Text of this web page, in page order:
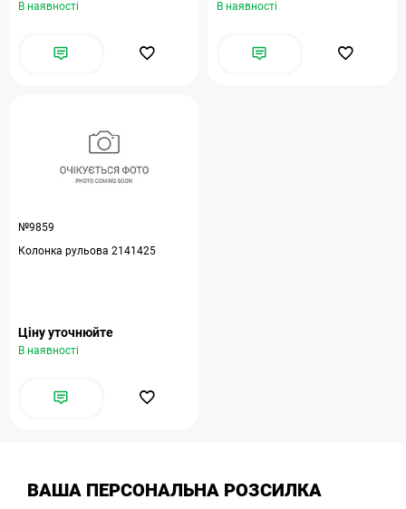
В наявності В наявності
№9859
Колонка рульова 2141425
Ціну уточнюйте
В наявності
ВАША ПЕРСОНАЛЬНА РОЗСИЛКА